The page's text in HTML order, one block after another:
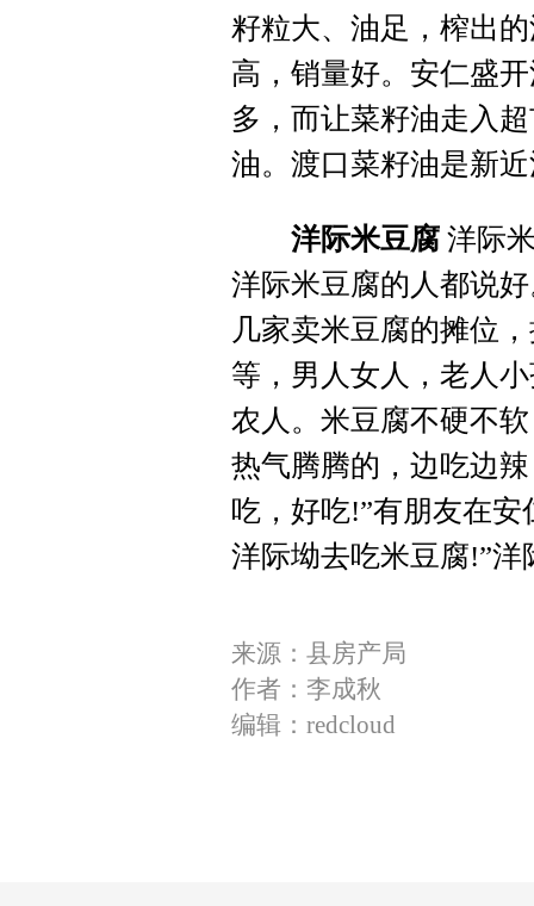
籽粒大、油足，榨出
高，销量好。安仁盛
多，而让菜籽油走入
油。渡口菜籽油是新
洋际米豆腐洋际
洋际米豆腐的人都说
几家卖米豆腐的摊位
等，男人女人，老人
农人。米豆腐不硬不
热气腾腾的，边吃边
吃，好吃!”有朋友在
洋际坳去吃米豆腐!”
来源：县房产局
作者：李成秋
编辑：redcloud